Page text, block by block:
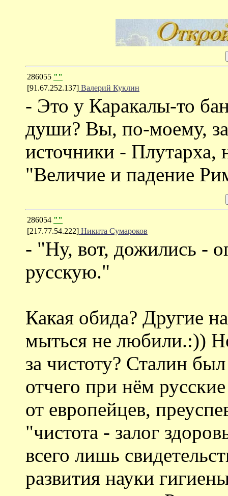
286055 ""
[91.67.252.137] Валерий Куклин
- Это у Каракалы-то
души? Вы, по-моему,
источники - Плутарха,
"Величие и падение
286054 ""
[217.77.54.222] Никита Сумароков
- "Ну, вот, дожились -
русскую."
Какая обида? Другие
мыться не любили.:))
за чистоту? Сталин
отчего при нём
от европейцев,
"чистота - залог
всего лишь
развития науки